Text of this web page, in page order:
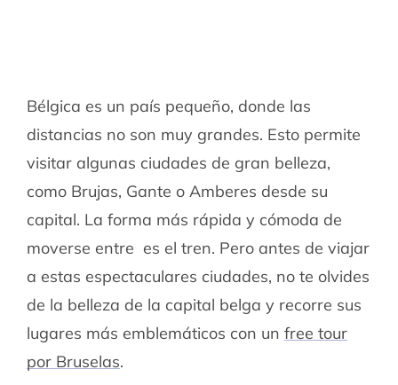
Bélgica es un país pequeño, donde las
distancias no son muy grandes. Esto permite
visitar algunas ciudades de gran belleza,
como Brujas, Gante o Amberes desde su
capital. La forma más rápida y cómoda de
moverse entre es el tren. Pero antes de viajar
a estas espectaculares ciudades, no te olvides
de la belleza de la capital belga y recorre sus
lugares más emblemáticos con un free tour
por Bruselas.